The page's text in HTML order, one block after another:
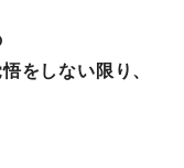
をしない限り、